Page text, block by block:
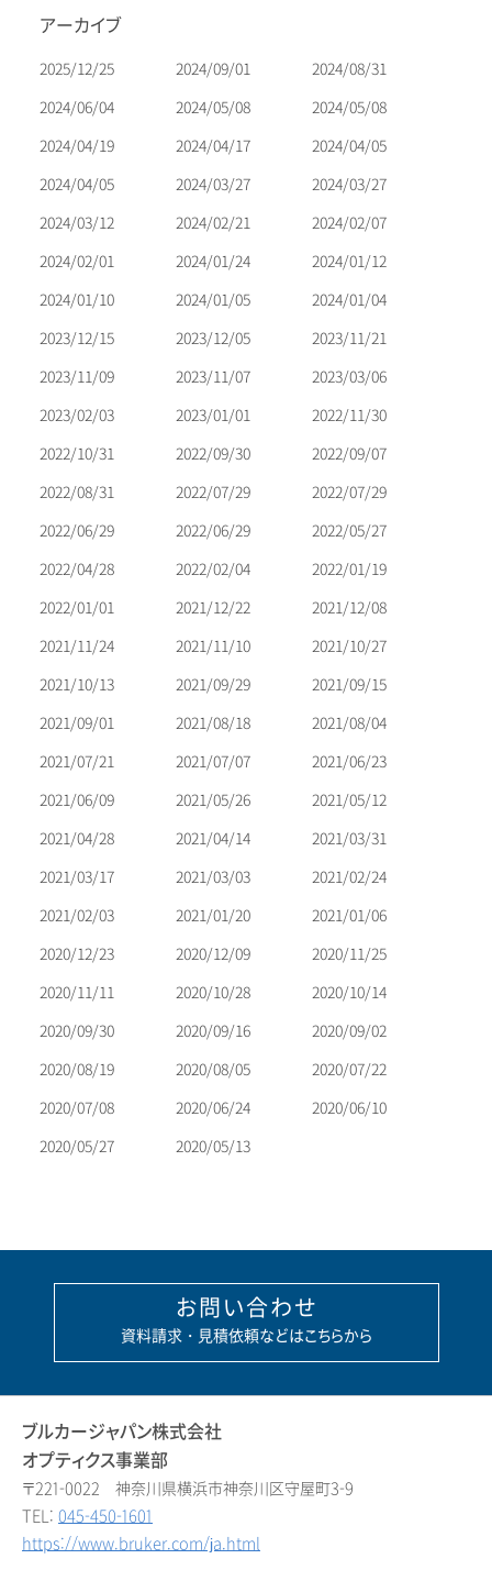
ー
ョ
ン
アーカイブ
2025/12/25 2024/09/01
2024/08/31
2024/06/04
2024/05/08
2024/05/08
2024/04/19
2024/04/17
2024/04/05
2024/04/05
2024/03/27
2024/03/27
2024/03/12
2024/02/21
2024/02/07
2024/02/01
2024/01/24
2024/01/12
2024/01/10
2024/01/05
2024/01/04
2023/12/15
2023/12/05
2023/11/21
2023/11/09
2023/11/07
2023/03/06
2023/02/03
2023/01/01
2022/11/30
2022/10/31
2022/09/30
2022/09/07
2022/08/31
2022/07/29
2022/07/29
2022/06/29
2022/06/29
2022/05/27
2022/04/28
2022/02/04
2022/01/19
2022/01/01
2021/12/22
2021/12/08
2021/11/24
2021/11/10
2021/10/27
2021/10/13
2021/09/29
2021/09/15
2021/09/01
2021/08/18
2021/08/04
2021/07/21
2021/07/07
2021/06/23
2021/06/09
2021/05/26
2021/05/12
2021/04/28
2021/04/14
2021/03/31
2021/03/17
2021/03/03
2021/02/24
2021/02/03
2021/01/20
2021/01/06
2020/12/23
2020/12/09
2020/11/25
2020/11/11
2020/10/28
2020/10/14
2020/09/30
2020/09/16
2020/09/02
2020/08/19
2020/08/05
2020/07/22
2020/07/08
2020/06/24
2020/06/10
2020/05/27
2020/05/13
お問い合わせ
資料請求・見積依頼などはこちらから
ブルカージャパン株式会社
オプティクス事業部
〒221-0022 神奈川県横浜市神奈川区守屋町3-9
TEL: 045-450-1601
https://www.bruker.com/ja.html